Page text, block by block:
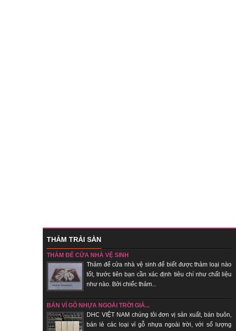
THẢM TRẢI SÀN
THẢM ĐỂ CỬA NHÀ VỆ SINH
Thảm để cửa nhà vệ sinh để biết được thảm loại nào
tốt, trước tiên bạn cần xác định tiêu chí như chất liệu
như nào. Bởi chiếc thảm...
BÁN VỈ GỖ NHỰA NGOÀI TRỜI GIÁ...
DHC VIỆT NAM chúng tôi đơn vị sản xuất, bán buôn,
bán lẻ các loại vỉ gỗ nhựa ngoài trời, với số lượng